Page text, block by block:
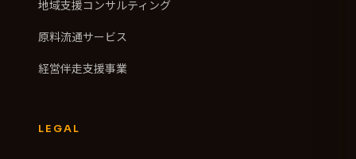
地域支援コンサルティング
原料流通サービス
経営伴走支援事業
LEGAL